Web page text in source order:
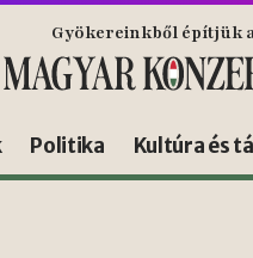
Gyökereinkből építjük
Politika Kultúra és